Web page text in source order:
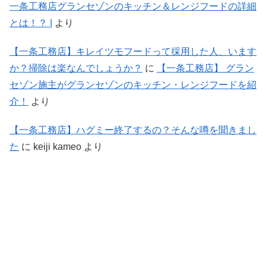
一条工務店グランセゾンのキッチン＆レンジフードの詳細
とは！？ |
より
【一条工務店】キレイツモフードって採用した人、います
か？掃除は楽なんでしょうか？ に
【一条工務店】 グラン
セゾン施主がグランセゾンのキッチン・レンジフードを紹
介！
より
【一条工務店】ハグミー終了するの？そんな噂を聞きまし
た に keiji kameo より